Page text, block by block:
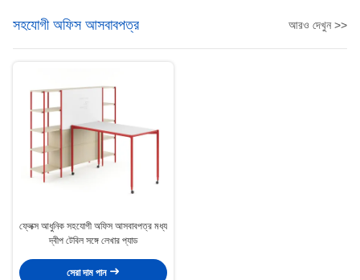
সহযোগী অফিস আসবাবপত্র আরও দেখুন >>
ফ্লেক্স আধুনিক সহযোগী অফিস আসবাবপত্র মধ্য
দ্বীপ টেবিল সঙ্গে লেখার প্যাড
সেরা দাম পান